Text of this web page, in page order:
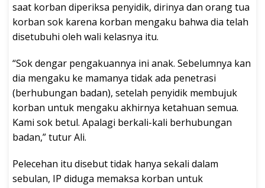
saat korban diperiksa penyidik, dirinya dan orang tua
korban sok karena korban mengaku bahwa dia telah
disetubuhi oleh wali kelasnya itu.
“Sok dengar pengakuannya ini anak. Sebelumnya kan
dia mengaku ke mamanya tidak ada penetrasi
(berhubungan badan), setelah penyidik membujuk
korban untuk mengaku akhirnya ketahuan semua.
Kami sok betul. Apalagi berkali-kali berhubungan
badan,” tutur Ali.
Pelecehan itu disebut tidak hanya sekali dalam
sebulan, IP diduga memaksa korban untuk